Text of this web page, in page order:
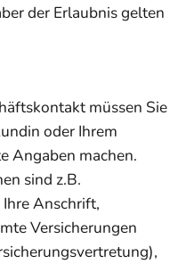
der Erlaubnis gelten
müssen Sie
oder Ihrem
Angaben machen.
sind z.B.
Anschrift,
Versicherungen